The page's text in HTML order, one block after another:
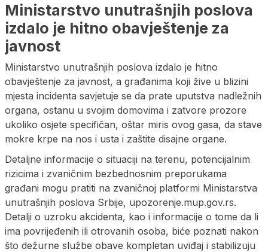
Ministarstvo unutrašnjih poslova
izdalo je hitno obavještenje za
javnost
Ministarstvo unutrašnjih poslova izdalo je hitno
obavještenje za javnost, a građanima koji žive u blizini
mjesta incidenta savjetuje se da prate uputstva nadležnih
organa, ostanu u svojim domovima i zatvore prozore
ukoliko osjete specifičan, oštar miris ovog gasa, da stave
mokre krpe na nos i usta i zaštite disajne organe.
Detaljne informacije o situaciji na terenu, potencijalnim
rizicima i zvaničnim bezbednosnim preporukama
građani mogu pratiti na zvaničnoj platformi Ministarstva
unutrašnjih poslova Srbije, upozorenje.mup.gov.rs.
Detalji o uzroku akcidenta, kao i informacije o tome da li
ima povrijeđenih ili otrovanih osoba, biće poznati nakon
što dežurne službe obave kompletan uviđaj i stabilizuju